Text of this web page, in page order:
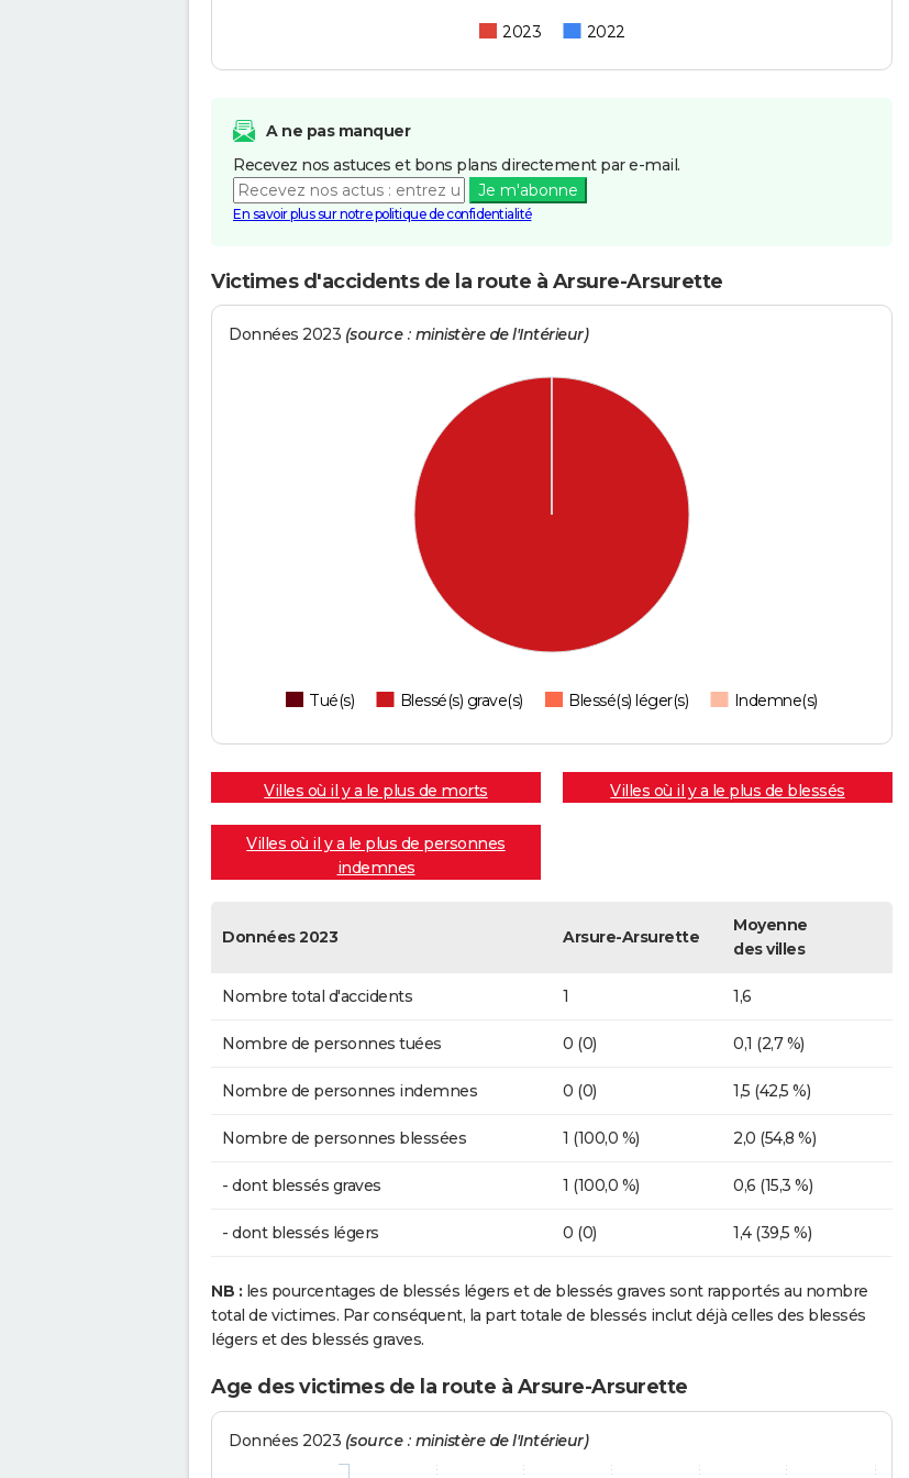
2023 2022
A ne pas manquer
Recevez nos astuces et bons plans directement par e-mail.
Je m'abonne
En savoir plus sur notre politique de confidentialité
Victimes d'accidents de la route à Arsure-Arsurette
Données 2023 (source : ministère de l'Intérieur)
Tué(s) Blessé(s) grave(s) Blessé(s) léger(s) Indemne(s)
Villes où il y a le plus de morts Villes où il y a le plus de blessés
Villes où il y a le plus de personnes
indemnes
Données 2023 Arsure-Arsurette
Moyenne
des villes
Nombre total d'accidents 1 1,6
Nombre de personnes tuées 0 (0) 0,1 (2,7 %)
Nombre de personnes indemnes 0 (0) 1,5 (42,5 %)
Nombre de personnes blessées 1 (100,0 %) 2,0 (54,8 %)
- dont blessés graves 1 (100,0 %) 0,6 (15,3 %)
- dont blessés légers 0 (0) 1,4 (39,5 %)
NB : les pourcentages de blessés légers et de blessés graves sont rapportés au nombre
total de victimes. Par conséquent, la part totale de blessés inclut déjà celles des blessés
légers et des blessés graves.
Age des victimes de la route à Arsure-Arsurette
Données 2023 (source : ministère de l'Intérieur)